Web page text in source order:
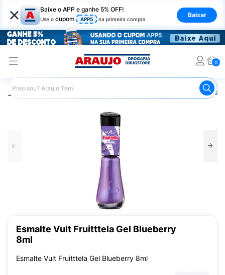
× Baixe o APP e ganhe 5% OFF!
Use o cupom APP5 na primeira compra
Baixar
0
Araujo Beleza e Cuidados
Esmalte Vult Fruitttela Gel Blueberry
8ml
Esmalte Vult Fruitttela Gel Blueberry 8ml